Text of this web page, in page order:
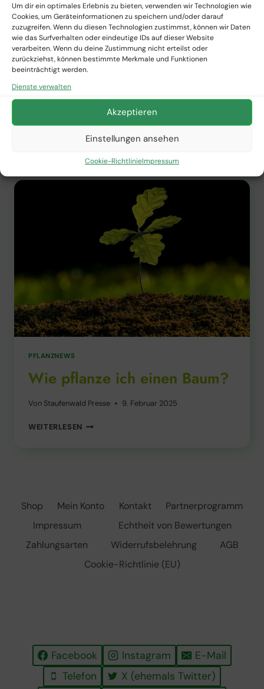
Um dir ein optimales Erlebnis zu bieten, verwenden wir Technologien wie
Cookies, um Geräteinformationen zu speichern und/oder darauf
zuzugreifen. Wenn du diesen Technologien zustimmst, können wir Daten
wie das Surfverhalten oder eindeutige IDs auf dieser Website
verarbeiten. Wenn du deine Zustimmung nicht erteilst oder
zurückziehst, können bestimmte Merkmale und Funktionen
beeinträchtigt werden.
Dienste verwalten
Akzeptieren
Einstellungen ansehen
Cookie-RichtlinieImpressum
PFLANZNEWS
Starkregen im Wald
Staufenwald Presse 12. Februar 2025
IM
WALD
PFLANZNEWS
Wie pflanze ich einen Baum?
Von Staufenwald Presse 9. Februar 2025
WEITERLESEN WIE
Shop Mein Konto Kontakt
Partnerprogramm
Impressum
Echtheit von Bewertungen
Zahlungsarten
Widerrufsbelehrung
AGB
Cookie-Richtlinie (EU)
Facebook Instagram
E-Mail
Telefon
X (ehemals Twitter)